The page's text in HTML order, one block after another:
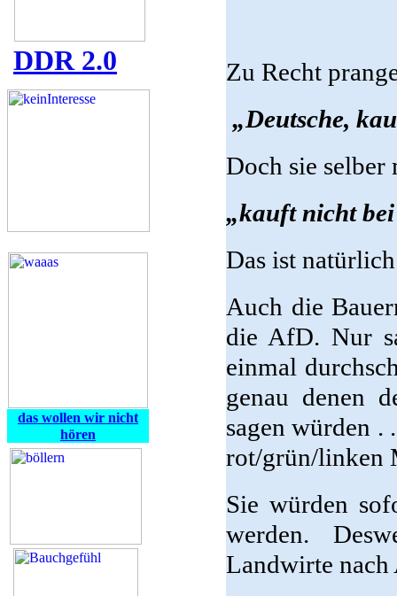
DDR 2.0
das wollen wir nicht
hören
Zu Recht
„Deutsche,
Doch sie selber
„kauft nicht
Das ist
Auch die
die AfD. Nur
einmal
genau denen
sagen würden .
rot/grün/linken
Sie würden
werden.
Landwirte